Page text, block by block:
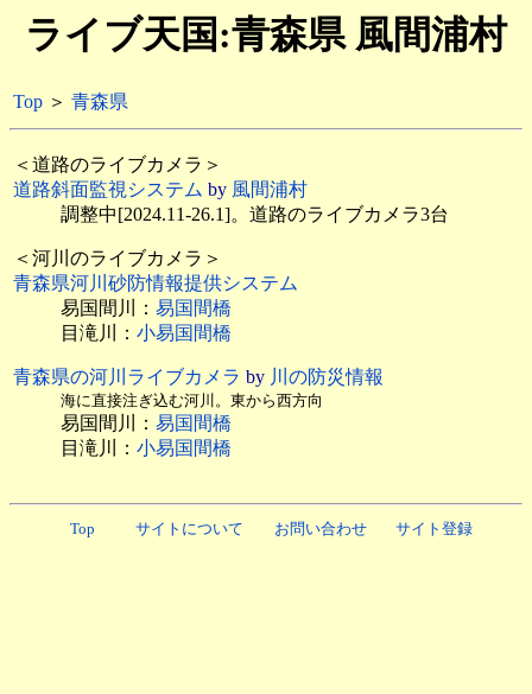
ライブ天国:青森県 風間浦村
Top ＞ 青森県
＜道路のライブカメラ＞
道路斜面監視システム by 風間浦村
調整中[2024.11-26.1]。 道路のライブカメラ3台
＜河川のライブカメラ＞
青森県河川砂防情報提供システム
易国間川： 易国間橋
目滝川： 小易国間橋
青森県の河川ライブカメラ by 川の防災情報
海に直接注ぎ込む河川。東から西方向
易国間川： 易国間橋
目滝川： 小易国間橋
Top サイトについて お問い合わせ サイト登録